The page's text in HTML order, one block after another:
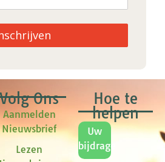
Volg Ons
Aanmelden
Nieuwsbrief
Lezen
Hoe te
helpen
Uw
bijdrage